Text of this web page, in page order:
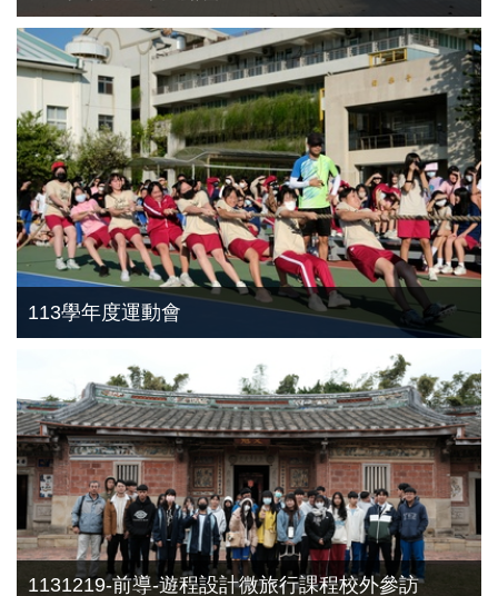
113學年度運動會
1131219-前導-遊程設計微旅行課程校外參訪